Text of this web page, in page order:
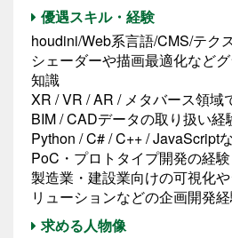
優遇スキル・経験
houdini/Web系言語/CMS/テク
シェーダーや描画最適化など
知識
XR / VR / AR / メタバース領域
BIM / CADデータの取り扱い経
Python / C# / C++ / JavaScript
PoC・プロトタイプ開発の経験
製造業・建設業向けの可視化
リューションなどの企画開発
求める人物像